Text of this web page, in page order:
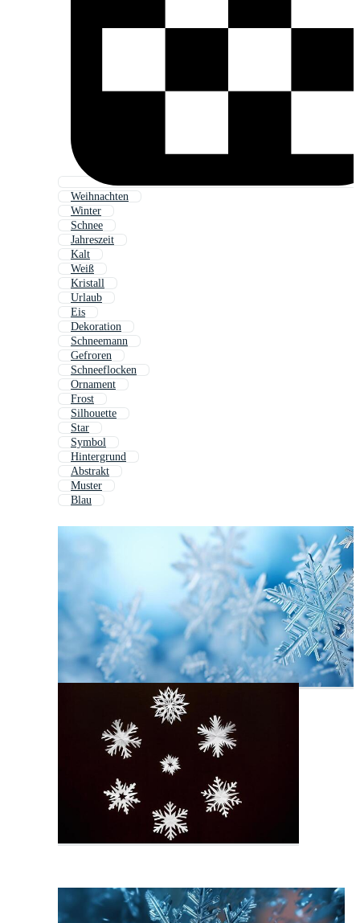
Weihnachten
Winter
Schnee
Jahreszeit
Kalt
Weiß
Kristall
Urlaub
Eis
Dekoration
Schneemann
Gefroren
Schneeflocken
Ornament
Frost
Silhouette
Star
Symbol
Hintergrund
Abstrakt
Muster
Blau